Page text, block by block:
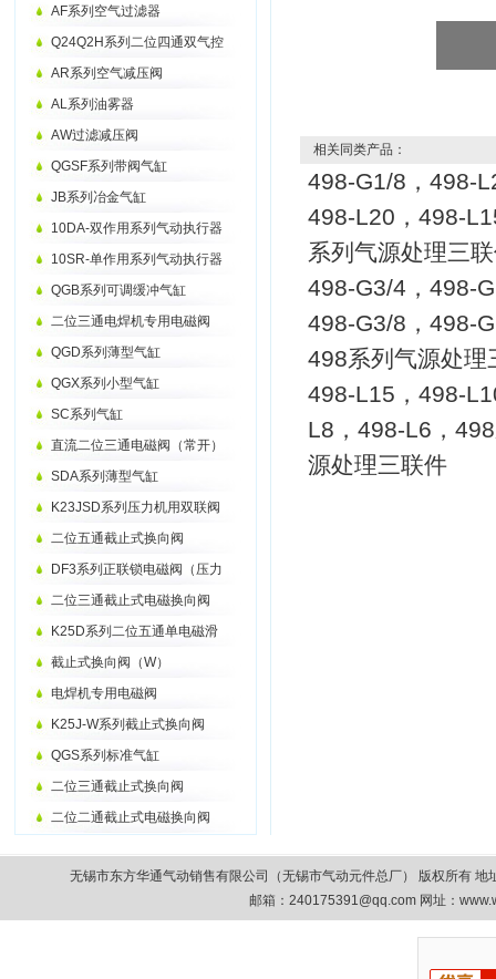
AF系列空气过滤器
Q24Q2H系列二位四通双气控
AR系列空气减压阀
AL系列油雾器
AW过滤减压阀
QGSF系列带阀气缸
JB系列冶金气缸
10DA-双作用系列气动执行器
10SR-单作用系列气动执行器
QGB系列可调缓冲气缸
二位三通电焊机专用电磁阀
QGD系列薄型气缸
QGX系列小型气缸
SC系列气缸
直流二位三通电磁阀（常开）
SDA系列薄型气缸
K23JSD系列压力机用双联阀
二位五通截止式换向阀
DF3系列正联锁电磁阀（压力
二位三通截止式电磁换向阀
K25D系列二位五通单电磁滑
截止式换向阀（W）
电焊机专用电磁阀
K25J-W系列截止式换向阀
QGS系列标准气缸
二位三通截止式换向阀
二位二通截止式电磁换向阀
相关同类产品：
498-G1/8，498-
498-L20，498-
系列气源处理三
498-G3/4，498-
498-G3/8，498-
498系列气源处理
498-L15，498-
L8，498-L6，
源处理三联件
无锡市东方华通气动销售有限公司（无锡市气动元件总厂） 版权所有
邮箱：240175391@qq.com 网址：